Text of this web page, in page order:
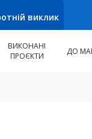
виклик
ВИКОНАНІ
ПРОЄКТИ
ДО